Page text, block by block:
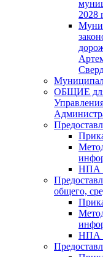
2028
ОБЩИЕ для
НПА
общего,
НПА